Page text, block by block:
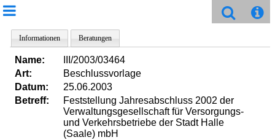
Informationen Beratungen
Name:
III/2003/03464
Art:
Beschlussvorlage
Datum:
25.06.2003
Betreff:
Feststellung Jahresabschluss 2002 der
Verwaltungsgesellschaft für Versorgungs-
und Verkehrsbetriebe der Stadt Halle
(Saale) mbH